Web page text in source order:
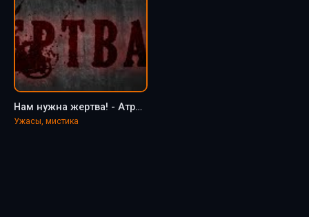
Нам нужна жертва! - Атропин
Ужасы, мистика